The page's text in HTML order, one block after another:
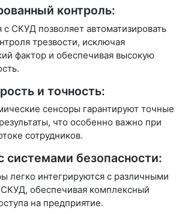
контроль:
с СКУД позволяет автоматизировать
трезвости, исключая
фактор и обеспечивая высокую
и точность:
сенсоры гарантируют точные
что особенно важно при
сотрудников.
системами безопасности:
легко интегрируются с различными
обеспечивая комплексный
на предприятие.